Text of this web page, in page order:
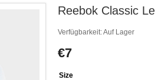
Reebok Classic
Verfügbarkeit:Auf Lager
€7
Size